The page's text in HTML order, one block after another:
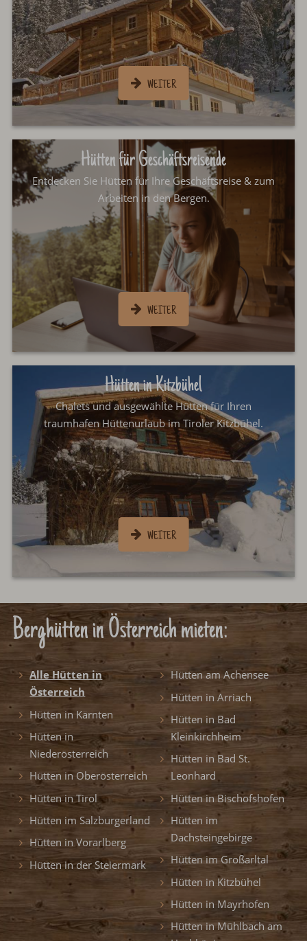
Hütten für Geschäftsreisende
Entdecken Sie Hütten für Ihre Geschäftsreise & zum
Arbeiten in den Bergen.
Hütten in Kitzbühel
Chalets und ausgewählte Hütten für Ihren
traumhafen Hüttenurlaub im Tiroler Kitzbühel.
Berghütten in Österreich mieten:
Alle Hütten in
Österreich
Hütten in Kärnten
Hütten in
Niederösterreich
Hütten in Oberösterreich
Hütten in Tirol
Hütten im Salzburgerland
Hütten in Vorarlberg
Hütten in der Steiermark
Hütten am Achensee
Hütten in Arriach
Hütten in Bad
Kleinkirchheim
Hütten in Bad St.
Leonhard
Hütten in Bischofshofen
Hütten im
Dachsteingebirge
Hütten im Großarltal
Hütten in Kitzbühel
Hütten in Mayrhofen
Hütten in Mühlbach am